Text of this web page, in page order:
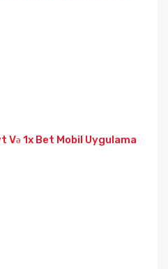
Və 1x Bet Mobil Uygulama